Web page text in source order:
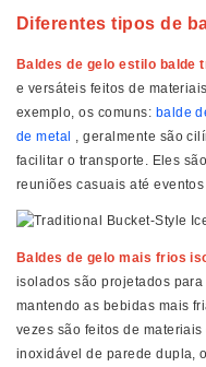
Diferentes tipos de
Baldes de gelo estilo balde
e versáteis feitos de
exemplo, os comuns: balde
de metal , geralmente são
facilitar o transporte. Eles
reuniões casuais até
Baldes de gelo mais frios
isolados são projetados
mantendo as bebidas mais
vezes são feitos de
inoxidável de parede dupla,